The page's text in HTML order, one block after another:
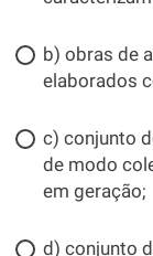
b) obras de
elaborados
c) conjunto
de modo
em geração;
d) conjunto